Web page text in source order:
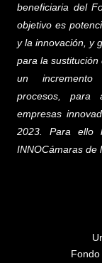
beneficiaria del
objetivo es
y la innovación, y
para la
un
procesos,
para
empresas
2023. Para ello
INNOCámaras de